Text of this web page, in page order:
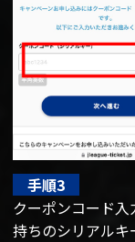
手順3
クーポンコード入
持ちのシリアルキ